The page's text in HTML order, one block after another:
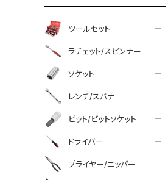
ツールセット
ラチェット/スピンナー
ソケット
レンチ/スパナ
ビット/ビットソケット
ドライバー
プライヤー/ニッパー